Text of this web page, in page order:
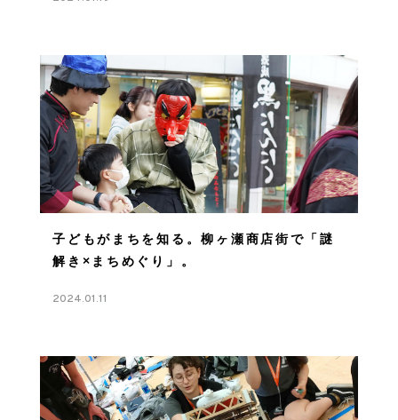
子どもがまちを知る。柳ヶ瀬商店街で「謎
解き×まちめぐり」。
2024.01.11